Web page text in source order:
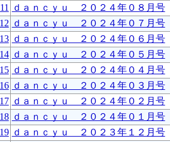
11
ｄａｎｃｙｕ ２０２４年０８月号
12 ｄａｎｃｙｕ ２０２４年０７月号
13 ｄａｎｃｙｕ ２０２４年０６月号
14 ｄａｎｃｙｕ ２０２４年０５月号
15 ｄａｎｃｙｕ ２０２４年０４月号
16 ｄａｎｃｙｕ ２０２４年０３月号
17 ｄａｎｃｙｕ ２０２４年０２月号
18 ｄａｎｃｙｕ ２０２４年０１月号
19 ｄａｎｃｙｕ ２０２３年１２月号